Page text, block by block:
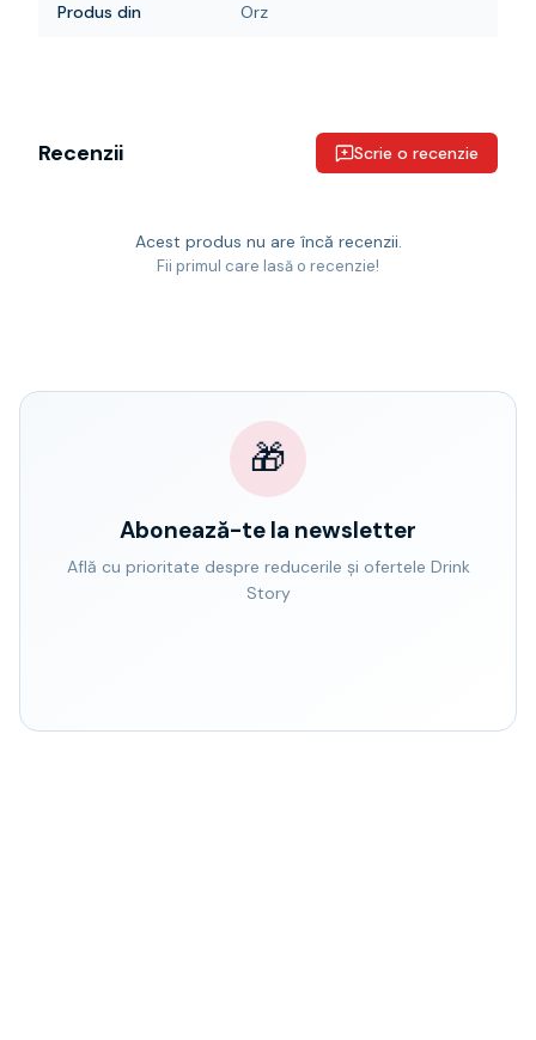
Produs din Orz
Recenzii Scrie o recenzie
Acest produs nu are încă recenzii.
Fii primul care lasă o recenzie!
🎁
Abonează-te la newsletter
Află cu prioritate despre reducerile și ofertele Drink
Story